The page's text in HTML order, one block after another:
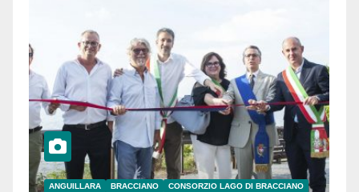
ANGUILLARA BRACCIANO
CONSORZIO LAGO DI BRACCIANO